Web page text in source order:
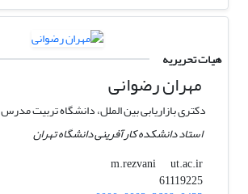
هیات تحریریه
مهران رضوانی
دکتری بازاریابی بین الملل، دانشگاه تربیت مدرس
استاد دانشکده کارآفرینی دانشگاه تهران
m.rezvani
ut.ac.ir
61119225